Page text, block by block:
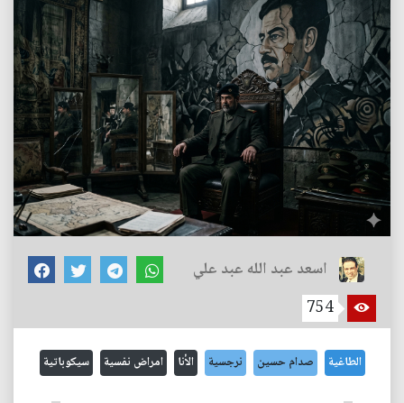
اسعد عبد الله عبد علي
754
الطاغية صدام حسين نرجسية الأنا امراض نفسية سيكوباتية